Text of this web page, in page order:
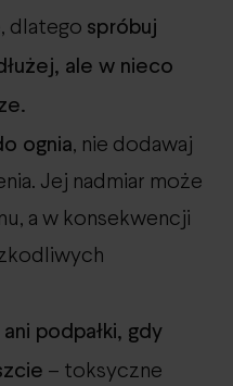
dlatego spróbuj
ale w nieco
ognia, nie dodawaj
Jej nadmiar może
a w konsekwencji
podpałki, gdy
– toksyczne